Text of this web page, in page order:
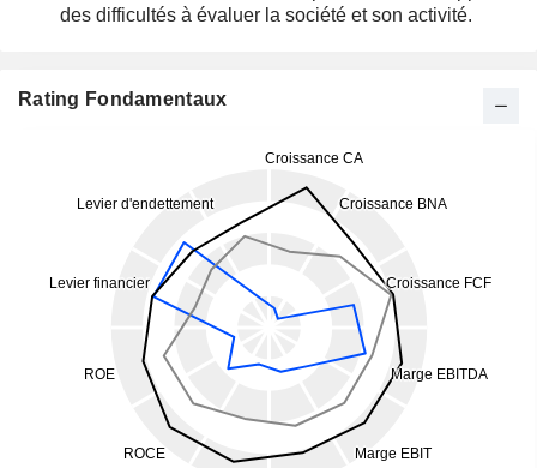
des difficultés à évaluer la société et son activité.
Rating Fondamentaux